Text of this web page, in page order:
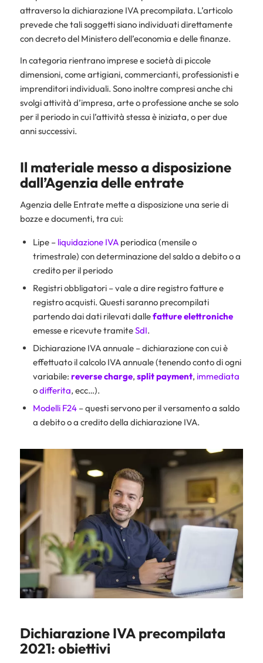
attraverso la dichiarazione IVA precompilata. L’articolo
prevede che tali soggetti siano individuati direttamente
con decreto del Ministero dell’economia e delle finanze.
In categoria rientrano imprese e società di piccole
dimensioni, come artigiani, commercianti, professionisti e
imprenditori individuali. Sono inoltre compresi anche chi
svolgi attività d’impresa, arte o professione anche se solo
per il periodo in cui l’attività stessa è iniziata, o per due
anni successivi.
Il materiale messo a disposizione
dall’Agenzia delle entrate
Agenzia delle Entrate mette a disposizione una serie di
bozze e documenti, tra cui:
Lipe – liquidazione IVAperiodica (mensile o
trimestrale) con determinazione del saldo a debito o a
credito per il periodo
Registri obbligatori – vale a dire registro fatture e
registro acquisti. Questi saranno precompilati
partendo dai dati rilevati dallefatture elettroniche
emesse e ricevute tramiteSdI.
Dichiarazione IVA annuale – dichiarazione con cui è
effettuato il calcolo IVA annuale (tenendo conto di ogni
variabile: reversecharge, splitpayment, immediata
odifferita, ecc…).
Modelli F24– questi servono per il versamento a saldo
a debito o a credito della dichiarazione IVA.
Dichiarazione IVA precompilata
2021: obiettivi